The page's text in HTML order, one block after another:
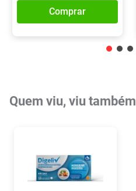
Comprar
Quem viu, viu também